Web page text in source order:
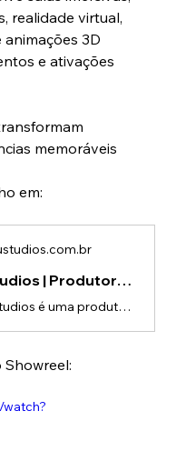
realidade virtual,
3D
e ativações
memoráveis
em:
Lou Studios | Produtora de vídeos
A Lou Studios é uma produtora de vídeos, especializada em animações 3D para lançamento de produtos.